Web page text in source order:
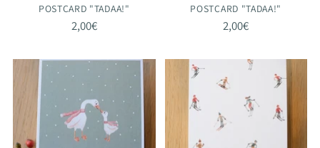
POSTCARD "TADAA!"
2,00€
POSTCARD "TADAA!"
2,00€